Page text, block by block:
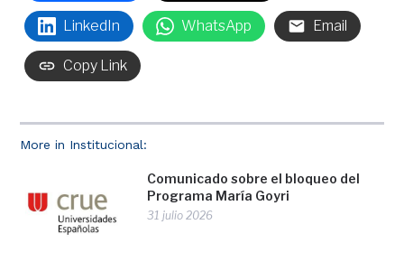
More in Institucional:
Comunicado sobre el bloqueo del
Programa María Goyri
31 julio 2026
LinkedIn WhatsApp Email
Copy Link